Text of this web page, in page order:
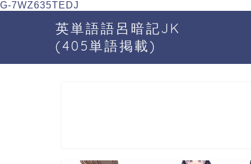
G-7WZ635TEDJ
英単語語呂暗記JK
(405単語掲載)